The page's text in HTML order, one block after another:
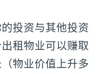
投资与其他投资
租物业可以赚取
物业价值上升多